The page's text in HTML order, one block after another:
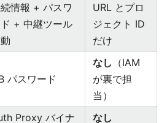
情報 + パスワ
+ 中継ツール
URL とプロ
ジェクト ID
だけ
パスワード
なし （IAM
が裏で担
当）
Proxy バイナ
なし